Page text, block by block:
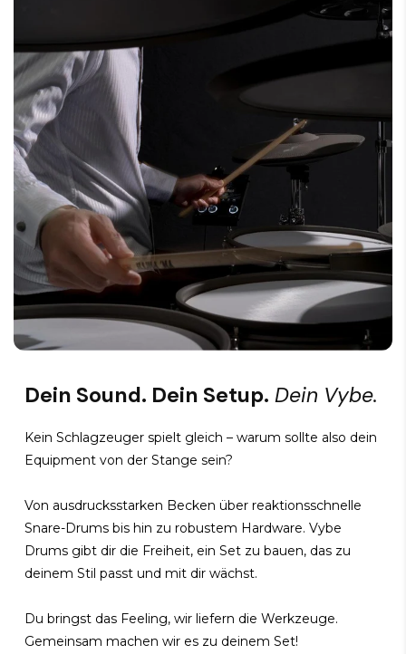
Dein Sound. Dein Setup. Dein Vybe.
Kein Schlagzeuger spielt gleich – warum sollte also dein
Equipment von der Stange sein?
Von ausdrucksstarken Becken über reaktionsschnelle
Snare-Drums bis hin zu robustem Hardware. Vybe
Drums gibt dir die Freiheit, ein Set zu bauen, das zu
deinem Stil passt und mit dir wächst.
Du bringst das Feeling, wir liefern die Werkzeuge.
Gemeinsam machen wir es zu deinem Set!